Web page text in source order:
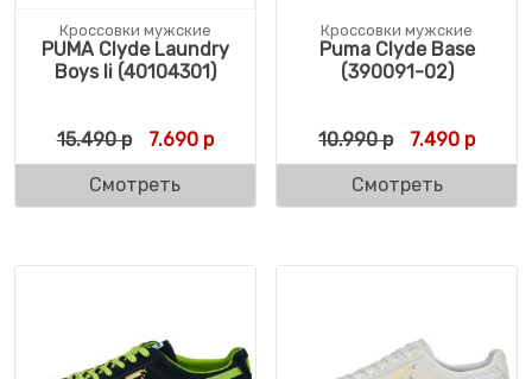
Кроссовки мужские
PUMA Clyde Laundry
Boys Ii (40104301)
15.490р Первоначальная цена составляла 15.490
7.690рТекущая цена: 7.690 р.
Смотреть
Кроссовки мужские
Puma Clyde Base
(390091-02)
10.990р 7.490 р
Смотреть